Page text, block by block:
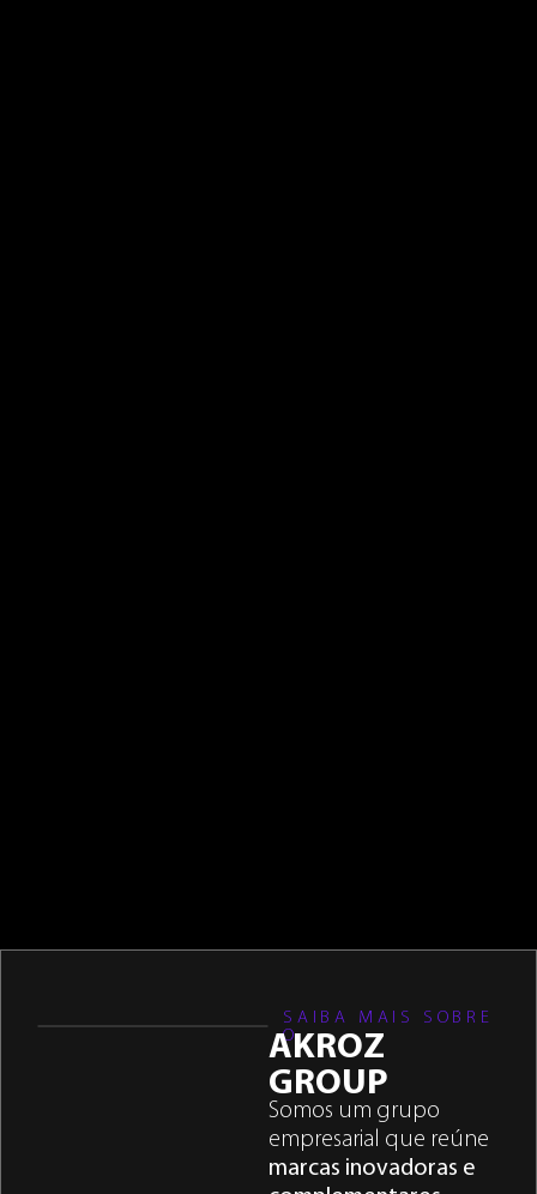
SAIBA MAIS SOBRE
O
AKROZ
GROUP
Somos um grupo
empresarial que reúne
marcas inovadoras e